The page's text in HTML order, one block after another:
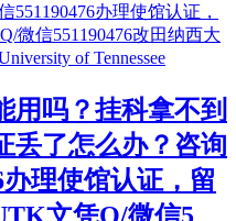
用吗？挂科拿不到
丢了怎么办？咨询
办理使馆认证，留
文凭Q/微信5